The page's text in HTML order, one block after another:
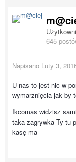
645
Napisano Luty 3,
U nas to jest nic w
wymarznięcia jak by
Ikcomas widzisz
taka zagrywka Ty tu
kasę ma